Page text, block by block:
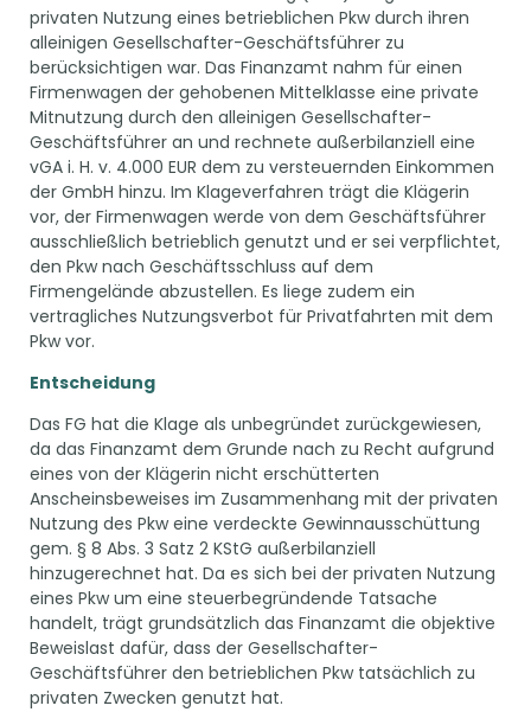
privaten Nutzung eines betrieblichen Pkw durch ihren
alleinigen Gesellschafter-Geschäftsführer zu
berücksichtigen war. Das Finanzamt nahm für einen
Firmenwagen der gehobenen Mittelklasse eine private
Mitnutzung durch den alleinigen Gesellschafter-
Geschäftsführer an und rechnete außerbilanziell eine
vGA i. H. v. 4.000 EUR dem zu versteuernden Einkommen
der GmbH hinzu. Im Klageverfahren trägt die Klägerin
vor, der Firmenwagen werde von dem Geschäftsführer
ausschließlich betrieblich genutzt und er sei verpflichtet,
den Pkw nach Geschäftsschluss auf dem
Firmengelände abzustellen. Es liege zudem ein
vertragliches Nutzungsverbot für Privatfahrten mit dem
Pkw vor.
Entscheidung
Das FG hat die Klage als unbegründet zurückgewiesen,
da das Finanzamt dem Grunde nach zu Recht aufgrund
eines von der Klägerin nicht erschütterten
Anscheinsbeweises im Zusammenhang mit der privaten
Nutzung des Pkw eine verdeckte Gewinnausschüttung
gem. § 8 Abs. 3 Satz 2 KStG außerbilanziell
hinzugerechnet hat. Da es sich bei der privaten Nutzung
eines Pkw um eine steuerbegründende Tatsache
handelt, trägt grundsätzlich das Finanzamt die objektive
Beweislast dafür, dass der Gesellschafter-
Geschäftsführer den betrieblichen Pkw tatsächlich zu
privaten Zwecken genutzt hat.